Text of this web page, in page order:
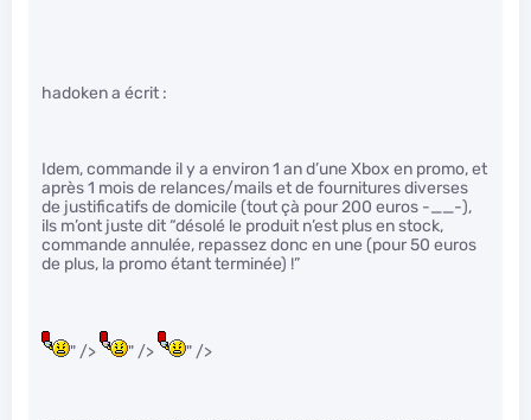
hadoken a écrit :
Idem, commande il y a environ 1 an d’une Xbox en promo, et
après 1 mois de relances/mails et de fournitures diverses
de justificatifs de domicile (tout çà pour 200 euros -__-),
ils m’ont juste dit “désolé le produit n’est plus en stock,
commande annulée, repassez donc en une (pour 50 euros
de plus, la promo étant terminée) !”
" /> " /> " />